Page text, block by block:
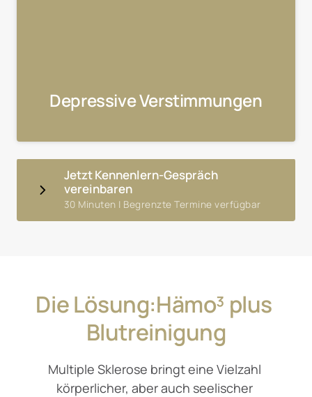
Depressive Verstimmungen
Jetzt Kennenlern-Gespräch
vereinbaren
30 Minuten | Begrenzte Termine verfügbar
Die Lösung:Hämo³
Blutreinigung
Multiple Sklerose bringt eine Vielzahl
körperlicher, aber auch seelischer